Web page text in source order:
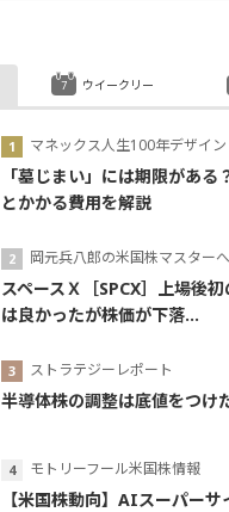
マネックス人生100年デザイン
「墓じまい」には期限がある
とかかる費用を解説
岡元兵八郎の米国株マスター
スペースＸ［SPCX］上場後
は良かったが株価が下落...
ストラテジーレポート
半導体株の調整は底値をつけ
モトリーフール米国株情報
【米国株動向】AIスーパー
ウイークリー